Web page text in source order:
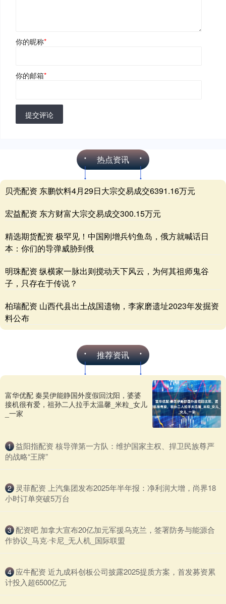
你的昵称*
你的邮箱*
提交评论
热点资讯
贝壳配资 东鹏饮料4月29日大宗交易成交6391.16万元
宏益配资 东方财富大宗交易成交300.15万元
精选期货配资 极罕见！中国刚增兵钓鱼岛，俄方就喊话日
本：你们的导弹威胁到俄
明珠配资 纵横家一脉出则搅动天下风云，为何其祖师鬼谷
子，只存在于传说？
柏瑞配资 山西代县出土战国遗物，李家磨遗址2023年发掘资
料公布
推荐资讯
富华优配 秦昊伊能静国外度假回沈阳，婆婆
接机很有爱，祖孙二人拉手太温馨_米粒_女儿
_一家
1 ​益阳指配资 核导弹第一方队：维护国家主权、捍卫民族尊严
的战略“王牌”
2 ​灵菲配资 上汽集团发布2025年半年报：净利润大增，尚界18
小时订单突破5万台
3 ​配资吧 加拿大宣布20亿加元军援乌克兰，签署防务与能源合
作协议_马克·卡尼_无人机_国际联盟
4 ​应牛配资 近九成科创板公司披露2025提质方案，首发募资累
计投入超6500亿元